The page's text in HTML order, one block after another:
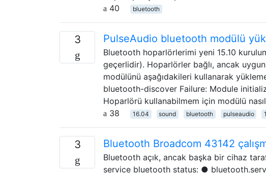
40
bluetooth
3 PulseAudio bluetooth modülü
Bluetooth hoparlörlerimi yeni 15.10
geçerlidir). Hoparlörler bağlı, ancak
modülünü aşağıdakileri kullanarak
bluetooth-discover Failure: Module
Hoparlörü kullanabilmem için modülü
38
16.04 sound bluetooth pulseaudio
3 Bluetooth Broadcom 43142
Bluetooth açık, ancak başka bir cihaz
service bluetooth status: ●